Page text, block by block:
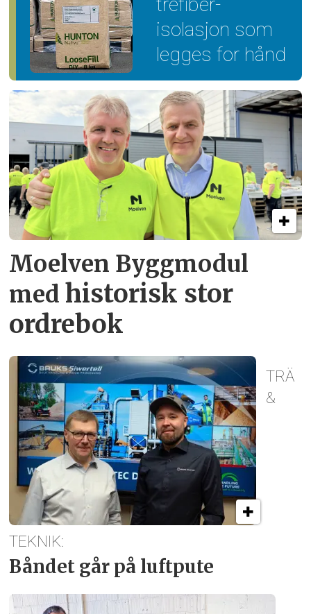
isolasjon som
legges for hånd
Moelven Byggmodul
med historisk stor
ordrebok
TRÄ
&
TEKNIK:
Båndet går på luftpute